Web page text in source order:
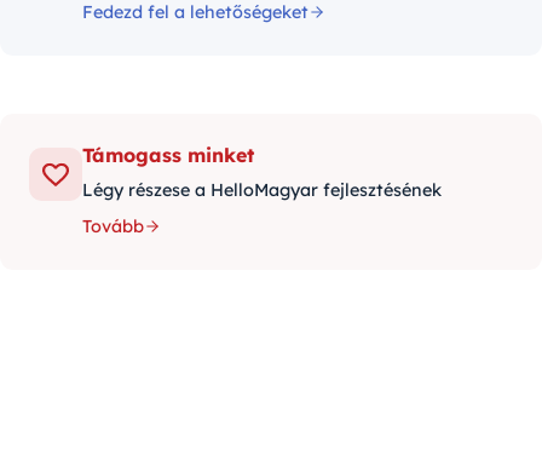
Fedezd fel a lehetőségeket
Támogass minket
Légy részese a HelloMagyar fejlesztésének
Tovább